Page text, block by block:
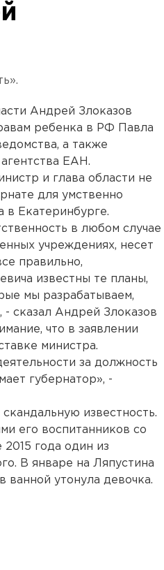
Андрей Злоказов
ребенка в РФ Павла
а также
ЕАН.
и глава области не
для умственно
в Екатеринбурге.
в любом случае
учреждениях, несет
правильно,
известны те планы,
мы разрабатываем,
- сказал Андрей Злоказов
что в заявлении
министра.
за должность
губернатор», -
известность.
его воспитанников со
года один из
В январе на Ляпустина
утонула девочка.